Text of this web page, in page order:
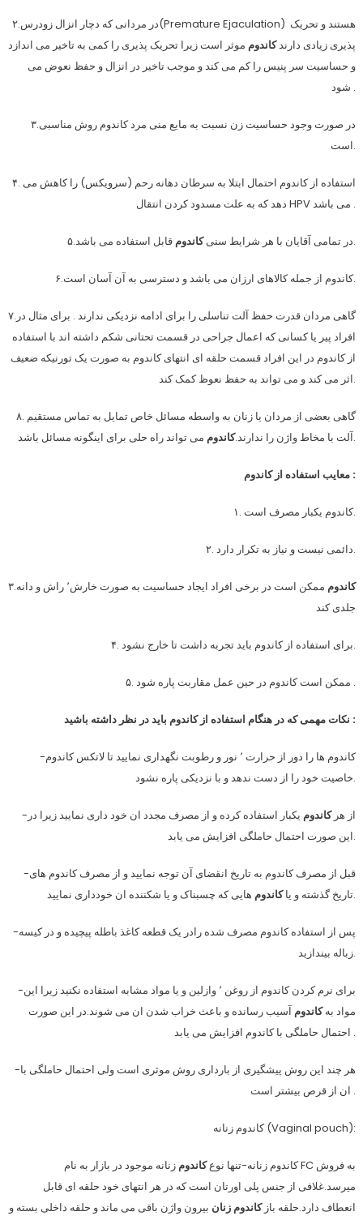
۲.در مردانی که دچار انزال زودرس(Premature Ejaculation) هستند و تحریک
پذیری زیادی دارندکاندوم موثر است زیرا تحریک پذیری را کمی به تاخیر می اندازد
و حساسیت سر پنیس را کم می کند و موجب تاخیر در انزال و حفظ نعوض می
شود .
۳.در صورت وجود حساسیت زن نسبت به مایع منی مرد کاندوم روش مناسبی
است.
۴. استفاده از کاندوم احتمال ابتلا به سرطان دهانه رحم (سرویکس) را کاهش می
دهد که به علت مسدود کردن انتقال HPV می باشد .
۵.در تمامی آقایان با هر شرایط سنیکاندوم قابل استفاده می باشد.
۶.کاندوم از جمله کالاهای ارزان می باشد و دسترسی به آن آسان است.
۷.گاهی مردان قدرت حفظ آلت تناسلی را برای ادامه نزدیکی ندارند . برای مثال در
افراد پیر یا کسانی که اعمال جراحی در قسمت تحتانی شکم داشته اند با استفاده
از کاندوم در این افراد قسمت حلقه ای انتهای کاندوم به صورت یک تورنیکه ضعیف
اثر می کند و می تواند به حفظ نعوظ کمک کند.
۸. گاهی بعضی از مردان یا زنان به واسطه مسائل خاص تمایل به تماس مستقیم
آلت با مخاط واژن را ندارند.کاندوم می تواند راه حلی برای اینگونه مسائل باشد.
معایب استفاده از کاندوم :
۱. کاندوم یکبار مصرف است.
۲. دائمی نیست و نیاز به تکرار دارد.
۳. کاندوم
ممکن است در برخی افراد ایجاد حساسیت به صورت خارش٬ راش و دانه
جلدی کند
۴. برای استفاده از کاندوم باید تجربه داشت تا خارج نشود.
۵. ممکن است کاندوم در حین عمل مقاربت پاره شود .
نکات مهمی که در هنگام استفاده از کاندوم باید در نظر داشته باشید :
-کاندوم ها را دور از حرارت ٬ نور و رطوبت نگهداری نمایید تا لاتکس کاندوم
خاصیت خود را از دست ندهد و با نزدیکی پاره نشود.
-از هرکاندوم یکبار استفاده کرده و از مصرف مجدد ان خود داری نمایید زیرا در
این صورت احتمال حاملگی افزایش می یابد.
-قبل از مصرف کاندوم به تاریخ انقضای آن توجه نمایید و از مصرف کاندوم های
تاریخ گذشته و یاکاندوم هایی که چسبناک و یا شکننده ان خودداری نمایید.
-پس از استفاده کاندوم مصرف شده رادر یک قطعه کاغذ باطله پیچیده و در کیسه
زباله بیندازید.
-برای نرم کردن کاندوم از روغن ٬ وازلین و یا مواد مشابه استفاده نکنید زیرا این
مواد بهکاندوم آسیب رسانده و باعث خراب شدن ان می شوند.در این صورت
احتمال حاملگی با کاندوم افزایش می یابد .
-هر چند این روش پیشگیری از بارداری روش موثری است ولی احتمال حاملگی با
ان از قرص بیشتر است .
کاندوم زنانه (Vaginal pouch):
کاندوم زنانه-تنها نوعکاندوم زنانه موجود در بازار به نام FC به فروش
میرسد.غلافی از جنس پلی اورتان است که در هر انتهای خود حلقه ای قابل
انعطاف دارد.حلقه بازکاندوم زنان بیرون واژن باقی می ماند و حلقه داخلی بسته و